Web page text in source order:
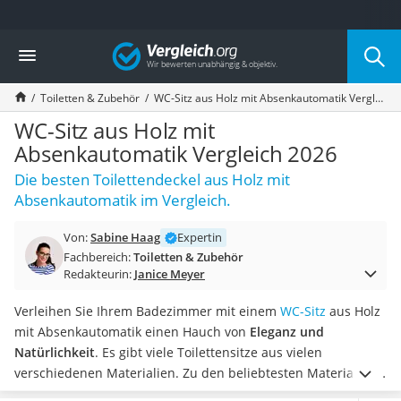
Die beliebtesten Vergleiche nach Kategorie
Wohnen
Matratzen-Topper
Matratzen
Konferenzlautsprecher
Tageslichtlampe
Badlüfter
Ergonomischer Bürostuhl
Bürohocker
Ozongeneratoren
Akku-Tischlampe
Klappmatratze
Duschkopf mit Kalkfilter
Aktenvernichter Sicherheitsstufe 4
Bettgitter
Spannbettlaken
Vergleich
Toiletten & Zubehör WC-Sitz aus Holz mit Absenkautomatik Vergleich 2026
WC-Sitz aus Holz mit
Absenkautomatik Vergleich 2026
Die besten Toilettendeckel aus Holz mit
Absenkautomatik im Vergleich.
Von:Sabine Haag
Expertin
Fachbereich:Toiletten & Zubehör
Redakteurin: Janice Meyer
Verleihen Sie Ihrem Badezimmer mit einem WC-Sitz aus Holz
mit Absenkautomatik einen Hauch von Eleganz und
Natürlichkeit. Es gibt viele Toilettensitze aus vielen
verschiedenen Materialien. Zu den beliebtesten Materialien
zählen zum Beispiel Holz. Laut unterschiedlichen Online-